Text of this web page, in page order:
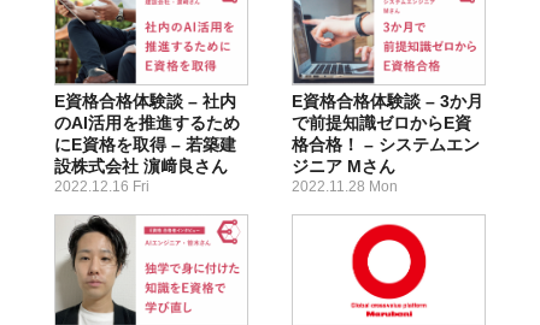
E資格合格体験談 – 社内
のAI活用を推進するため
にE資格を取得 – 若築建
設株式会社 濵﨑良さん
2022.12.16 Fri
E資格合格体験談 – 3か月
で前提知識ゼロからE資
格合格！ – システムエン
ジニア Mさん
2022.11.28 Mon